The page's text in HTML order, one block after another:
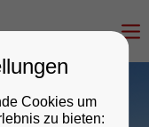
Cookies um
zu bieten: